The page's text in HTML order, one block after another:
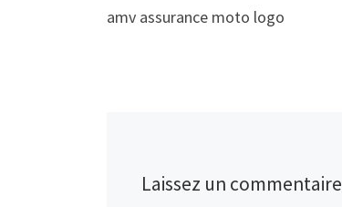
amv assurance moto logo
Laissez un commentaire